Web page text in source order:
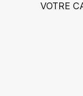
VOTRE